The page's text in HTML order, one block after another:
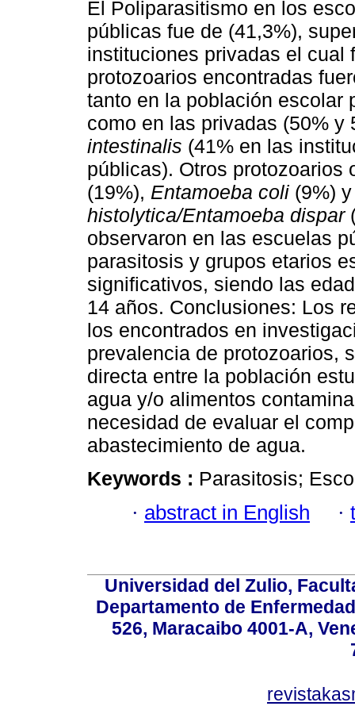
El Poliparasitismo en los
públicas fue de (41,3%),
instituciones privadas el cual
protozoarios encontradas
tanto en la población escolar
como en las privadas (50%
intestinalis (41% en las
públicas). Otros protozoarios
(19%), Entamoeba coli (9%)
histolytica/Entamoeba dispar
observaron en las escuelas
parasitosis y grupos etarios
significativos, siendo las
14 años. Conclusiones: Los
los encontrados en
prevalencia de protozoarios,
directa entre la población
agua y/o alimentos
necesidad de evaluar el
abastecimiento de agua.
Keywords : Parasitosis;
· abstract in English ·
Universidad del Zulio,
Departamento de
526, Maracaibo 4001-A,